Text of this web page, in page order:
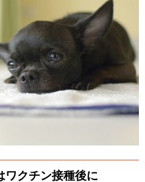
ワクチン接種後に